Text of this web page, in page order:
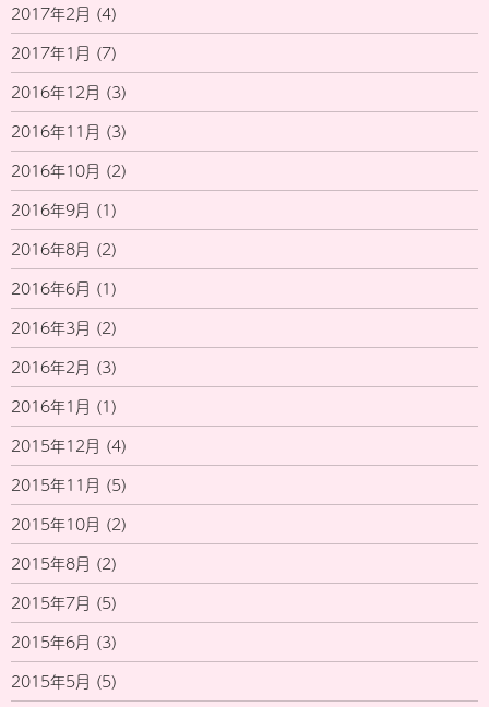
2017年2月 (4)
2017年1月 (7)
2016年12月 (3)
2016年11月 (3)
2016年10月 (2)
2016年9月 (1)
2016年8月 (2)
2016年6月 (1)
2016年3月 (2)
2016年2月 (3)
2016年1月 (1)
2015年12月 (4)
2015年11月 (5)
2015年10月 (2)
2015年8月 (2)
2015年7月 (5)
2015年6月 (3)
2015年5月 (5)